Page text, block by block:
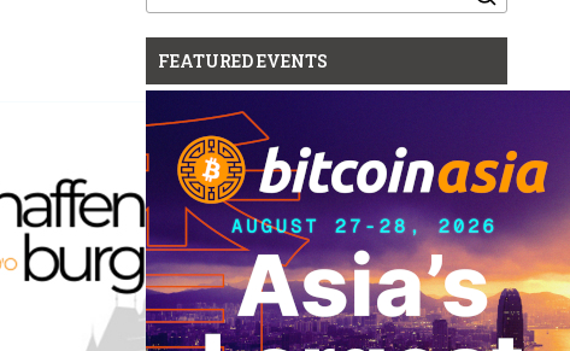
for:
FEATURED EVENTS